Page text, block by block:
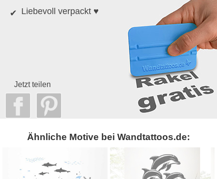
Liebevoll verpackt ♥
Jetzt teilen
Ähnliche Motive bei Wandtattoos.de: